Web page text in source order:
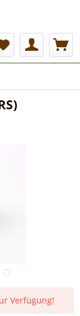
Verfügung!